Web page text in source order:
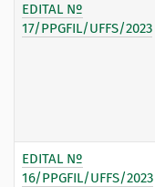
EDITAL Nº
17/PPGFIL/UFFS/2023
EDITAL Nº
16/PPGFIL/UFFS/2023